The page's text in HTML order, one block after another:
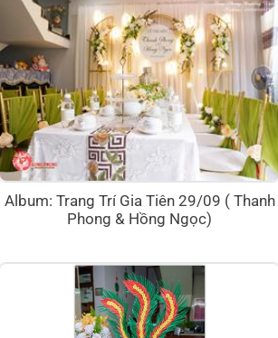
Album: Trang Trí Gia Tiên 29/09 ( Thanh
Phong & Hồng Ngọc)